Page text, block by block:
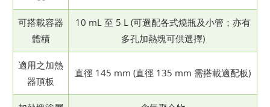
可搭載容器
體積
10 mL 至 5 L (可選配各式燒瓶及小管；亦有
多孔加熱塊可供選擇)
適用之加熱
器頂板
直徑 145 mm (直徑 135 mm 需搭載適配板)